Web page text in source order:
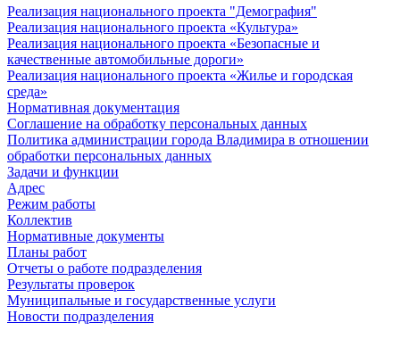
Реализация национального проекта "Демография"
Реализация национального проекта «Культура»
Реализация национального проекта «Безопасные и
качественные автомобильные дороги»
Реализация национального проекта «Жилье и городская
среда»
Нормативная документация
Соглашение на обработку персональных данных
Политика администрации города Владимира в отношении
обработки персональных данных
Задачи и функции
Адрес
Режим работы
Коллектив
Нормативные документы
Планы работ
Отчеты о работе подразделения
Результаты проверок
Муниципальные и государственные услуги
Новости подразделения